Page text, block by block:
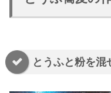
とうふと粉を混